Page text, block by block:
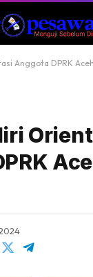
Anggota DPRK